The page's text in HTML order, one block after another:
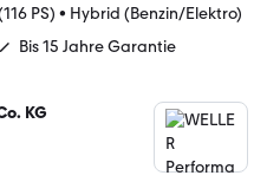
PS) • Hybrid (Benzin/Elektro)
Bis 15 Jahre Garantie
KG